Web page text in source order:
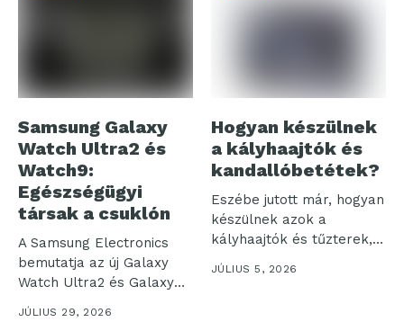
Samsung Galaxy
Watch Ultra2 és
Watch9:
Egészségügyi
társak a csuklón
A Samsung Electronics
bemutatja az új Galaxy
Watch Ultra2 és Galaxy
Watch9...
JÚLIUS 29, 2026
Hogyan készülnek
a kályhaajtók és
kandallóbetétek?
Eszébe jutott már, hogyan
készülnek azok a
kályhaajtók és tűzterek,
amelyek otthonaink...
JÚLIUS 5, 2026